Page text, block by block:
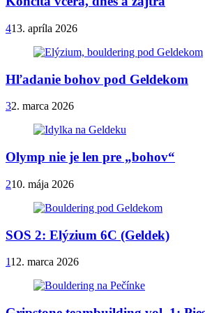
413. apríla 2026
Hľadanie bohov pod Geldekom
32. marca 2026
Olymp nie je len pre „bohov“
210. mája 2026
SOS 2: Elýzium 6C (Geldek)
112. marca 2026